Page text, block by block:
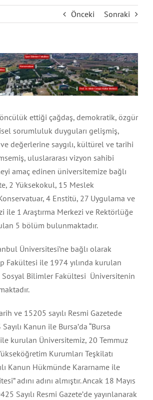
Önceki Sonraki
ettiği çağdaş, demokratik, özgür
sorumluluk duyguları gelişmiş,
değerlerine saygılı, kültürel ve tarihi
uluslararası vizyon sahibi
amaç edinen üniversitemize bağlı
2 Yüksekokul, 15 Meslek
4 Enstitü, 27 Uygulama ve
ile 1 Araştırma Merkezi ve Rektörlüğe
5 bölüm bulunmaktadır.
Üniversitesi’ne bağlı olarak
Fakültesi ile 1974 yılında kurulan
Sosyal Bilimler Fakültesi Üniversitenin
ve 15205 sayılı Resmi Gazetede
Kanun ile Bursa’da “Bursa
ile kurulan Üniversitemiz, 20 Temmuz
Kurumları Teşkilatı
Kanun Hükmünde Kararname ile
adını adını almıştır. Ancak 18 Mayıs
Sayılı Resmi Gazete’de yayınlanarak